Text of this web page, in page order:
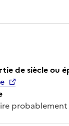
de siècle ou